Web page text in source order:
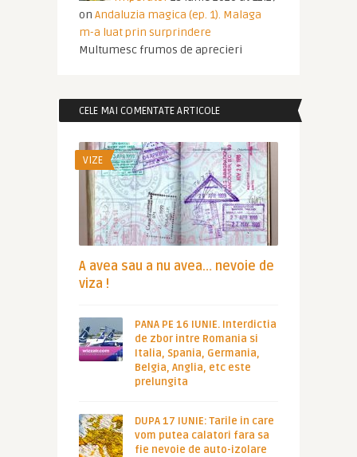
on Andaluzia magica (ep. 1). Malaga
m-a luat prin surprindere
Multumesc frumos de aprecieri
CELE MAI COMENTATE ARTICOLE
VIZE
A avea sau a nu avea… nevoie de
viza !
PANA PE 16 IUNIE. Interdictia
de zbor intre Romania si
Italia, Spania, Germania,
Belgia, Anglia, etc este
prelungita
DUPA 17 IUNIE: Tarile in care
vom putea calatori fara sa
fie nevoie de auto-izolare